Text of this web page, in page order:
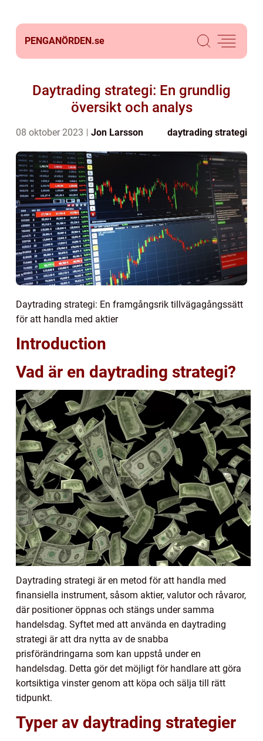
PENGANÖRDEN.se
Daytrading strategi: En grundlig
översikt och analys
08 oktober 2023 Jon Larsson daytrading strategi
Daytrading strategi: En framgångsrik tillvägagångssätt
för att handla med aktier
Introduction
Vad är en daytrading strategi?
Daytrading strategi är en metod för att handla med
finansiella instrument, såsom aktier, valutor och råvaror,
där positioner öppnas och stängs under samma
handelsdag. Syftet med att använda en daytrading
strategi är att dra nytta av de snabba
prisförändringarna som kan uppstå under en
handelsdag. Detta gör det möjligt för handlare att göra
kortsiktiga vinster genom att köpa och sälja till rätt
tidpunkt.
Typer av daytrading strategier